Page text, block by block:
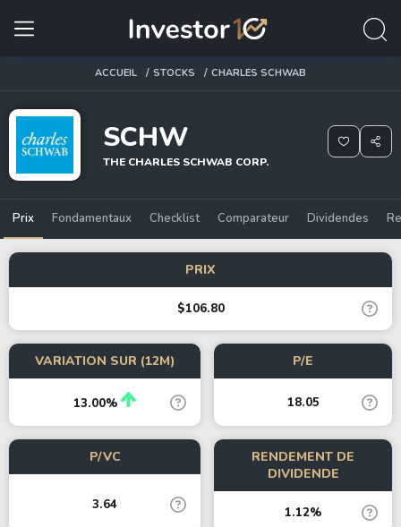
ACCUEIL STOCKS CHARLES SCHWAB
SCHW
THE CHARLES SCHWAB CORP.
Prix Fondamentaux Checklist Comparateur Dividendes
PRIX
$106.80
VARIATION SUR (12M)
13.00%
P/E
18.05
P/VC
3.64
RENDEMENT DE
DIVIDENDE
1.12%